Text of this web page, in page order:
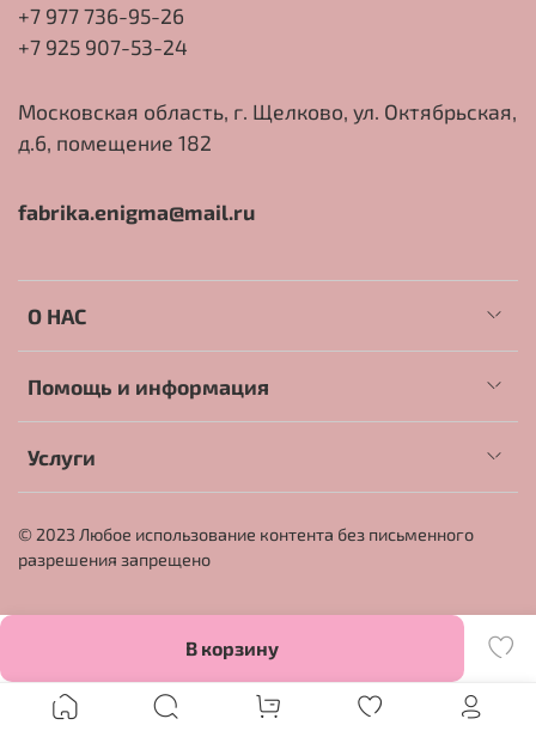
В корзину
О НАС
Помощь и информация
Услуги
+7 977 736-95-26
+7 925 907-53-24
Московская область, г. Щелково, ул. Октябрьская,
д.6, помещение 182
fabrika.enigma@mail.ru
© 2023 Любое использование контента без письменного
разрешения запрещено